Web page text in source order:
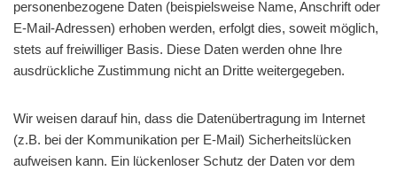
personenbezogene Daten (beispielsweise Name, Anschrift oder
E-Mail-Adressen) erhoben werden, erfolgt dies, soweit möglich,
stets auf freiwilliger Basis. Diese Daten werden ohne Ihre
ausdrückliche Zustimmung nicht an Dritte weitergegeben.
Wir weisen darauf hin, dass die Datenübertragung im Internet
(z.B. bei der Kommunikation per E-Mail) Sicherheitslücken
aufweisen kann. Ein lückenloser Schutz der Daten vor dem